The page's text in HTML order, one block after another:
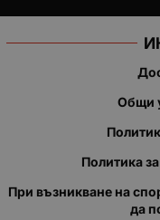
Общи
Политика
При възникване на
да